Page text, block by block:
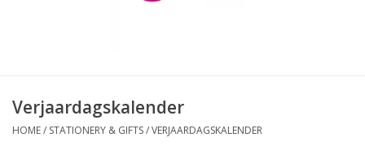
Tassen & Portemonnees
Verjaardagskalender
HOME/ STATIONERY & GIFTS/VERJAARDAGSKALENDER